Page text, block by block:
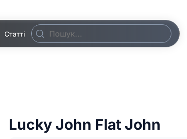
Статті
Lucky John Flat John